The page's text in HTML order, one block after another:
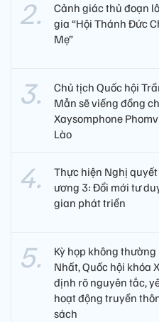
Cảnh giác thủ đoạn
gia “Hội Thánh Đức
Mẹ”
Chủ tịch Quốc hội
Mẫn sẽ viếng đồng
Xaysomphone
Lào
Thực hiện Nghị
ương 3: Đổi mới tư
gian phát triển
Kỳ họp không thường
Nhất, Quốc hội khóa
định rõ nguyên tắc,
hoạt động truyền
sách